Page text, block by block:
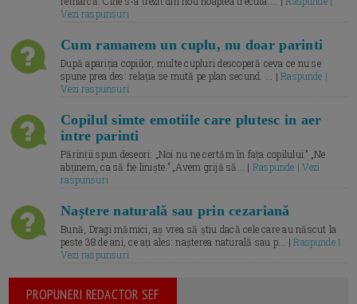
Vezi raspunsuri
Cum ramanem un cuplu, nu doar parinti
După apariția copiilor, multe cupluri descoperă ceva ce nu se
spune prea des: relația se mută pe plan secund. ... |Raspunde |
Vezi raspunsuri
Copilul simte emotiile care plutesc in aer
intre parinti
Părinții spun deseori: „Noi nu ne certăm în fața copilului.” „Ne
abținem, ca să fie liniște.” „Avem grijă să... | Raspunde | Vezi
raspunsuri
Naștere naturală sau prin cezariană
Bună, Dragi mămici, aș vrea să știu dacă cele care au născut la
peste 38 de ani, ce ați ales: nașterea naturală sau p... |Raspunde |
Vezi raspunsuri
PROPUNERI REDACTOR SEF